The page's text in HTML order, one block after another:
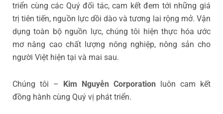
triển cùng các Quý đối tác, cam kết đem tới những giá
trị tiên tiến, nguồn lực dồi dào và tương lai rộng mở. Vận
dụng toàn bộ nguồn lực, chúng tôi hiện thực hóa ước
mơ nâng cao chất lượng nông nghiệp, nông sản cho
người Việt hiện tại và mai sau.
Chúng tôi – Kim Nguyễn Corporation luôn cam kết
đồng hành cùng Quý vị phát triển.